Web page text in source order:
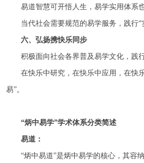
易道智慧可开悟人生，易学实用体系
当代社会需要规范的易学服务，践行“
六、弘扬携快乐同步
积极面向社会各界普及易学文化，践行
在快乐中研究，在快乐中应用，在快
易”。
“炳中易学”学术体系分类简述
易道：
“炳中易道”是炳中易学的核心，其容